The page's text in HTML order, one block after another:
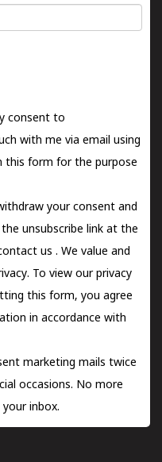
consent to
with me via email using
this form for the purpose
your consent and
unsubscribe link at the
us . We value and
To view our privacy
this form, you agree
in accordance with
marketing mails twice
occasions. No more
inbox.